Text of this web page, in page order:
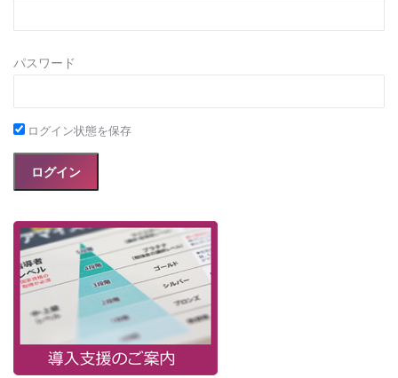
パスワード
ログイン状態を保存